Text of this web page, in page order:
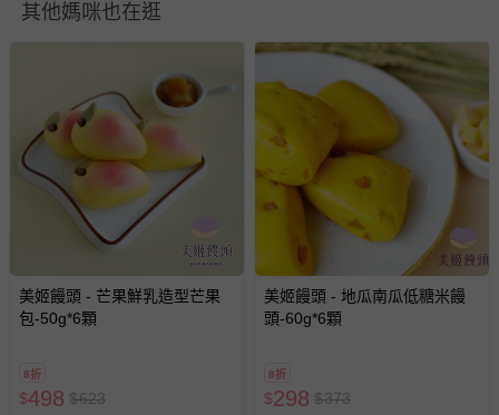
食品業者登錄字號：B-200151618-00000-2
投保產品責任險字號：.
健康食品字號/有機檢驗機構及證書字號：無
商品產地（國）：台灣
牛/豬肉產地（國）：不含牛/豬肉
過敏原：本產品含有牛奶及其製品、麩質物
退換貨須知
您所購買的商品享有7天的鑑賞期／猶豫期權益，但此期間
並非試用期，您所退回的商品必須是未經使用的全新狀態，
包含完整包裝、配件、說明文件及贈品等。
瑕疵退換貨所產生的運費，將由媽咪愛負責處理，若非瑕疵
退貨，您可至『查詢訂單』>『已出貨』中查詢該筆訂單，
其他媽咪也在逛
美姬饅頭 - 芒果鮮乳造型芒果
包-50g*6顆
8折
$498 $623
美姬饅頭 - 地瓜南瓜低糖米饅
頭-60g*6顆
8折
$298 $373